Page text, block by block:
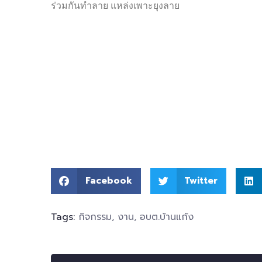
ร่วมกันทำลาย แหล่งเพาะยุงลาย
Facebook Twitter
Tags: กิจกรรม, งาน, อบต.บ้านแก้ง